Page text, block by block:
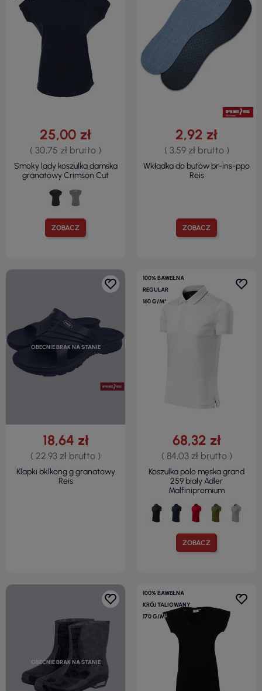
ZOBACZ
25,00 zł
( 30,75 zł brutto )
Smoky lady koszulka damska
granatowy Crimson Cut
ZOBACZ
2,92 zł
( 3,59 zł brutto )
Wkładka do butów br-ins-ppo
Reis
OBECNIE BRAK NA STANIE
18,64 zł
( 22,93 zł brutto )
Klapki bklkong g granatowy
Reis
100% BAWEŁNA
REGULAR
160 G/M²
ZOBACZ
68,32 zł
( 84,03 zł brutto )
Koszulka polo męska grand
259 biały Adler
Malfinipremium
OBECNIE BRAK NA STANIE
100% BAWEŁNA
KRÓJ TALIOWANY
170 G/M²